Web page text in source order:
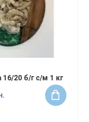
16/20 б/г с/м 1 кг